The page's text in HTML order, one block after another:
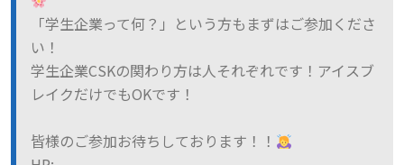
「学生企業って何？」という方もまずはご参加くださ
い！
学生企業CSKの関わり方は人それぞれです！アイスブ
レイクだけでもOKです！
皆様のご参加お待ちしております！！